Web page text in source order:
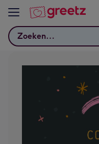
Bekijk meer
Zoeken